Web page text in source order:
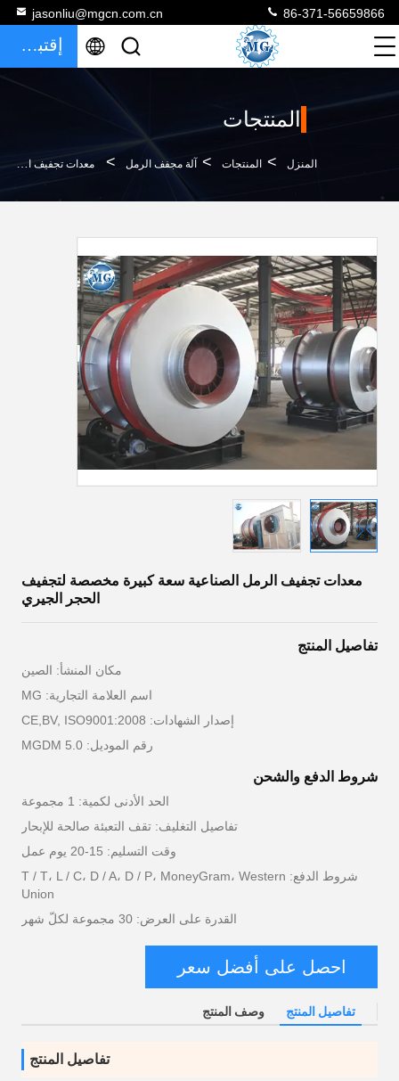
jasonliu@mgcn.com.cn 86-371-56659866
إقتباس
المنتجات
المنزل > المنتجات > آلة مجفف الرمل > معدات تجفيف الرمل الصناعية سعة كبيرة مخصصة لتجفيف الحجر الجيري
معدات تجفيف الرمل الصناعية سعة كبيرة مخصصة لتجفيف
الحجر الجيري
تفاصيل المنتج
مكان المنشأ: الصين
اسم العلامة التجارية: MG
إصدار الشهادات: CE,BV, ISO9001:2008
رقم الموديل: MGDM 5.0
شروط الدفع والشحن
الحد الأدنى لكمية: 1 مجموعة
تفاصيل التغليف: تقف التعبئة صالحة للإبحار
وقت التسليم: 15-20 يوم عمل
شروط الدفع: T / T، L / C، D / A، D / P، MoneyGram، Western
Union
القدرة على العرض: 30 مجموعة لكلّ شهر
احصل على أفضل سعر
تفاصيل المنتج وصف المنتج
تفاصيل المنتج